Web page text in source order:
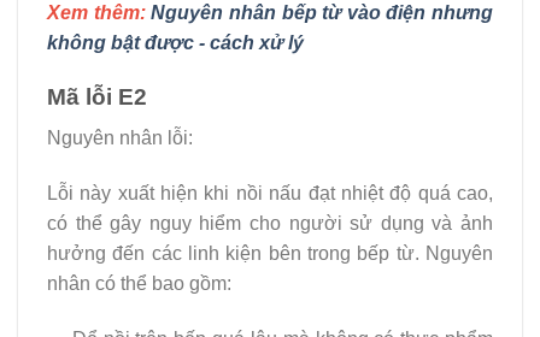
Xem thêm: Nguyên nhân bếp từ vào điện nhưng
không bật được - cách xử lý
Mã lỗi E2
Nguyên nhân lỗi:
Lỗi này xuất hiện khi nồi nấu đạt nhiệt độ quá cao,
có thể gây nguy hiểm cho người sử dụng và ảnh
hưởng đến các linh kiện bên trong bếp từ. Nguyên
nhân có thể bao gồm: